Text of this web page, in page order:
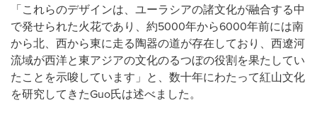
「これらのデザインは、ユーラシアの諸文化が融合する中
で発せられた火花であり、約5000年から6000年前には南
から北、西から東に走る陶器の道が存在しており、西遼河
流域が西洋と東アジアの文化のるつぼの役割を果たしてい
たことを示唆しています」と、数十年にわたって紅山文化
を研究してきたGuo氏は述べました。